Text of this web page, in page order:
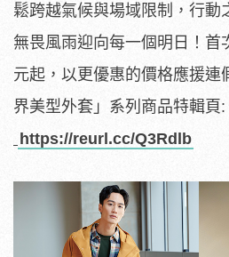
鬆跨越氣候與場域限制，行動
無畏風雨迎向每一個明日！首
元起，以更優惠的價格應援連
界美型外套」系列商品特輯頁:
https://reurl.cc/Q3Rdlb